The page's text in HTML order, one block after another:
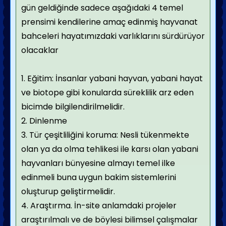
gün geldiğinde sadece aşağıdaki 4 temel
prensimi kendilerine amaç edinmiş hayvanat
bahceleri hayatımızdaki varlıklarını sürdürüyor
olacaklar
1. Eğitim: İnsanlar yabani hayvan, yabani hayat
ve biotope gibi konularda süreklilik arz eden
bicimde bilgilendirilmelidir.
2. Dinlenme
3. Tür çeşitliliğini koruma: Nesli tükenmekte
olan ya da olma tehlikesi ile karsı olan yabani
hayvanları bünyesine almayı temel ilke
edinmeli buna uygun bakim sistemlerini
oluşturup geliştirmelidir.
4. Araştırma. İn-site anlamdaki projeler
araştırılmalı ve de böylesi bilimsel çalışmalar